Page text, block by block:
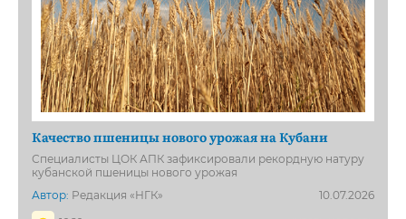
Качество пшеницы нового урожая на Кубани
Специалисты ЦОК АПК зафиксировали рекордную натуру
кубанской пшеницы нового урожая
Автор: Редакция «НГК»
10.07.2026